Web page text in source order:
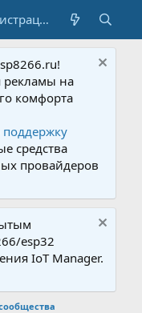
Регистрация
рекламы на
комфорта
поддержку
средства
провайдеров
esp32
IoT Manager.